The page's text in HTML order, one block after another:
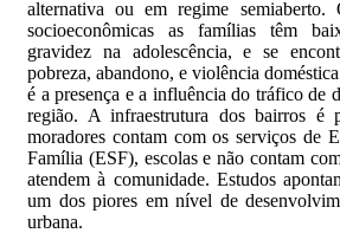
alternativa ou em regime semiaberto.
socioeconômicas as famílias têm
gravidez na adolescência, e se
pobreza, abandono, e violência
é a presença e a influência do tráfico de
região. A infraestrutura dos bairros é
moradores contam com os serviços de
Família (ESF), escolas e não contam
atendem à comunidade. Estudos
um dos piores em nível de
urbana.